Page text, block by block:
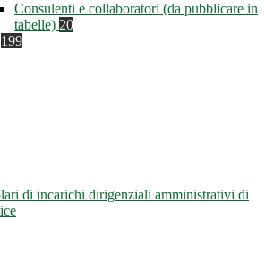
Consulenti e collaboratori (da pubblicare in
tabelle) 20
199
di incarichi dirigenziali amministrativi di